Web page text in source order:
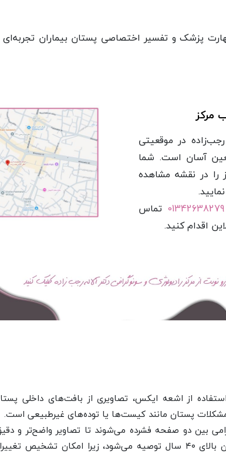
پزشک و تفسیر اختصاصی پستان بیماران
مرکز
رجب‌زاده در موقعیتی
آسان است. شما
را در نقشه مشاهده
01342638279 تماس
اقدام کنید.
از اشعه ایکس، تصاویری از بافت‌های داخلی
پستان مانند کیست‌ها یا توده‌های غیرطبیعی است.
بین دو صفحه فشرده می‌شوند تا تصاویر واضح‌تر و
معمولاً به عنوان یک ابزار غربالگری برای زنان بالای ۴۰ سال توصیه می‌شود،